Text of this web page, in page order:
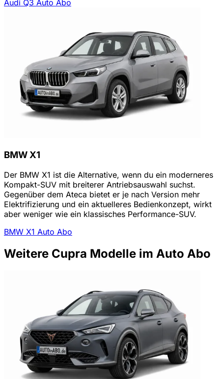
Audi Q3 Auto Abo
BMW X1
Der BMW X1 ist die Alternative, wenn du ein moderneres
Kompakt-SUV mit breiterer Antriebsauswahl suchst.
Gegenüber dem Ateca bietet er je nach Version mehr
Elektrifizierung und ein aktuelleres Bedienkonzept, wirkt
aber weniger wie ein klassisches Performance-SUV.
BMW X1 Auto Abo
Weitere Cupra Modelle im Auto Abo